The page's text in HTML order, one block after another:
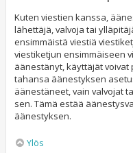
Kuten viestien kanssa,
lähettäjä, valvoja tai
ensimmäistä viestiä
viestiketjun ensimmäiseen
äänestänyt, käyttäjät
tahansa äänestyksen
äänestäneet, vain valvojat
sen. Tämä estää
äänestyksen.
Ylös